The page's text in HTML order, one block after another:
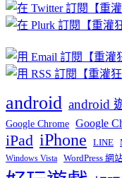
分
類
android android
Google Chrome Google
iPad iPhone LINE
Windows Vista WordPress 網